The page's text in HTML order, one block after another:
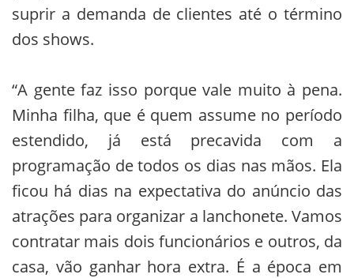
suprir a demanda de clientes até o término
dos shows.
“A gente faz isso porque vale muito à pena.
Minha filha, que é quem assume no período
estendido, já está precavida com a
programação de todos os dias nas mãos. Ela
ficou há dias na expectativa do anúncio das
atrações para organizar a lanchonete. Vamos
contratar mais dois funcionários e outros, da
casa, vão ganhar hora extra. É a época em